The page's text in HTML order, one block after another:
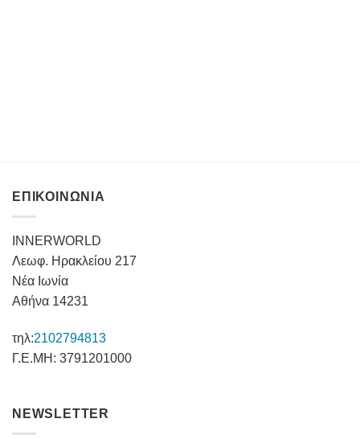
ΕΠΙΚΟΙΝΩΝΙΑ
INNERWORLD
Λεωφ. Ηρακλείου 217
Νέα Ιωνία
Αθήνα 14231
τηλ:2102794813
Γ.Ε.ΜΗ: 3791201000
NEWSLETTER